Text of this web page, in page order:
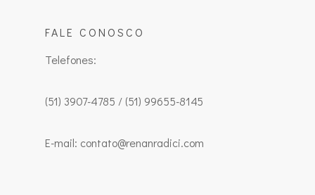
FALE CONOSCO
Telefones:
(51) 3907-4785 / (51) 99655-8145
E-mail: contato@renanradici.com